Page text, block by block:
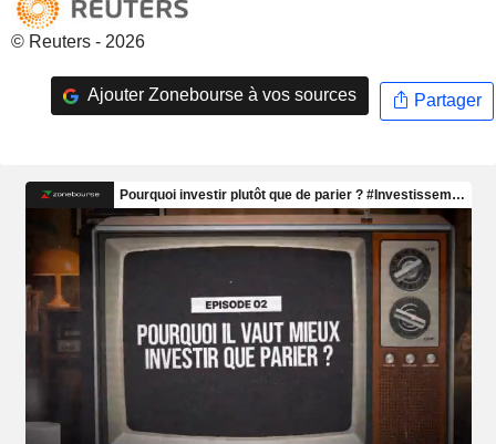
© Reuters - 2026
Ajouter Zonebourse à vos sources Partager